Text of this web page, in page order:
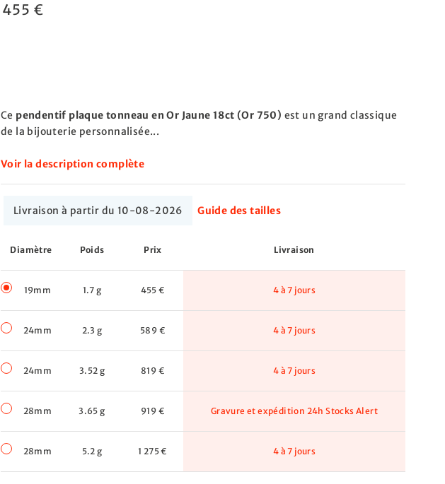
455 €
Ce pendentif plaque tonneau en Or Jaune 18ct (Or 750) est un grand classique
de la bijouterie personnalisée...
Voir la description complète
Livraison à partir du 10-08-2026 Guide des tailles
Diamètre Poids Prix Livraison
19mm 1.7 g 455 € 4 à 7 jours
24mm 2.3 g 589 € 4 à 7 jours
24mm 3.52 g 819 € 4 à 7 jours
28mm 3.65 g 919 € Gravure et expédition 24hStocks Alert
28mm 5.2 g 1 275 € 4 à 7 jours